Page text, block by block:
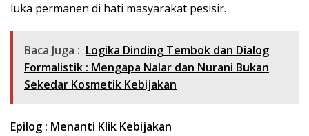
luka permanen di hati masyarakat pesisir.
Baca Juga : Logika Dinding Tembok dan Dialog
Formalistik : Mengapa Nalar dan Nurani Bukan
Sekedar Kosmetik Kebijakan
Epilog : Menanti Klik Kebijakan